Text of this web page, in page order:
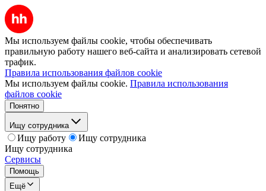
Мы используем файлы cookie, чтобы обеспечивать
правильную работу нашего веб-сайта и анализировать сетевой
трафик.
Правила использования файлов cookie
Мы используем файлы cookie. Правила использования
файлов cookie
Понятно
Ищу сотрудника
Ищу работу
Ищу сотрудника
Ищу сотрудника
Сервисы
Помощь
Ещё